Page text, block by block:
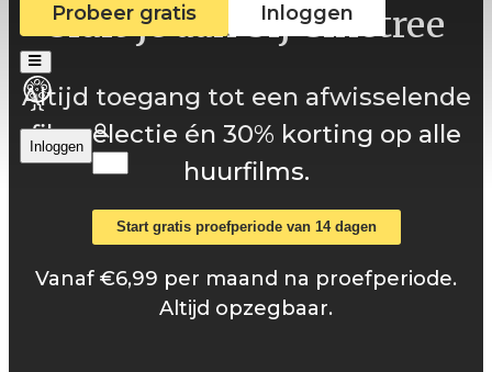
Probeer gratis Inloggen
Inloggen
Sluit je aan bij Cinetree
Altijd toegang tot een afwisselende
filmselectie én 30% korting op alle
huurfilms.
Start gratis proefperiode van 14 dagen
Vanaf €6,99 per maand na proefperiode.
Altijd opzegbaar.